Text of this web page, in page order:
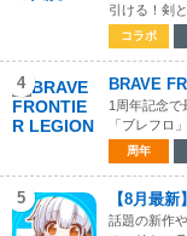
引ける！剣
コラボ
4 BRAVE
1周年記念で
「ブレフロ
周年
5 【8月最
話題の新作